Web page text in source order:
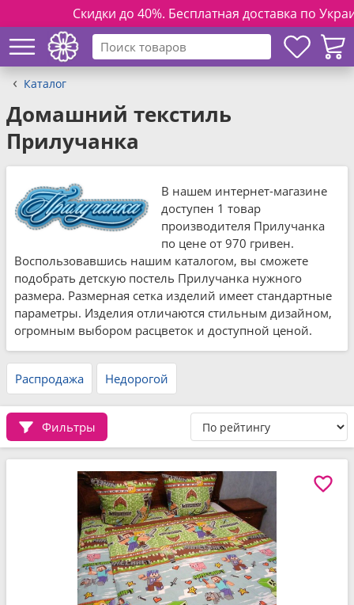
Скидки до 40%. Бесплатная доставка по
Каталог
Домашний текстиль
Прилучанка
В нашем интернет-магазине
доступен 1 товар
производителя Прилучанка
по цене от 970 гривен.
Воспользовавшись нашим каталогом, вы сможете
подобрать детскую постель Прилучанка нужного
размера. Размерная сетка изделий имеет стандартные
параметры. Изделия отличаются стильным дизайном,
огромным выбором расцветок и доступной ценой.
Распродажа Недорогой
Фильтры